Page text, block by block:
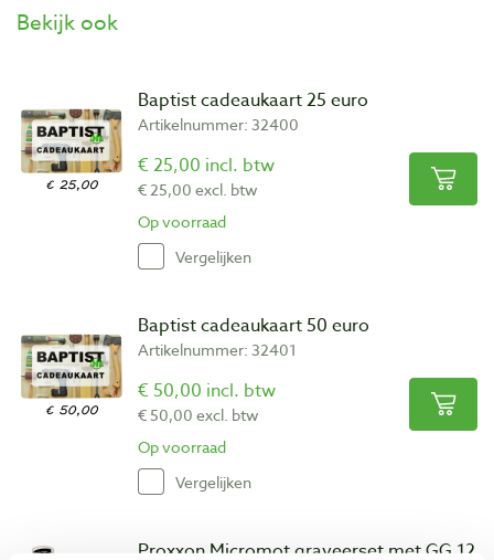
Bekijk ook
Baptist cadeaukaart 25 euro
Artikelnummer: 32400
€ 25,00 incl. btw
€ 25,00 excl. btw
Op voorraad
Vergelijken
Baptist cadeaukaart 50 euro
Artikelnummer: 32401
€ 50,00 incl. btw
€ 50,00 excl. btw
Op voorraad
Vergelijken
Proxxon Micromot graveerset met GG 12